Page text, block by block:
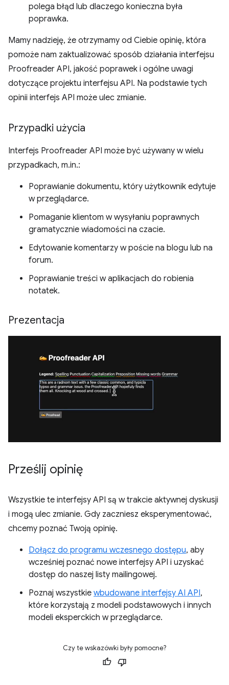
polega błąd lub dlaczego konieczna była
poprawka.
Mamy nadzieję, że otrzymamy od Ciebie opinię, która
pomoże nam zaktualizować sposób działania interfejsu
Proofreader API, jakość poprawek i ogólne uwagi
dotyczące projektu interfejsu API. Na podstawie tych
opinii interfejs API może ulec zmianie.
Przypadki użycia
Interfejs Proofreader API może być używany w wielu
przypadkach, m.in.:
Poprawianie dokumentu, który użytkownik edytuje
w przeglądarce.
Pomaganie klientom w wysyłaniu poprawnych
gramatycznie wiadomości na czacie.
Edytowanie komentarzy w poście na blogu lub na
forum.
Poprawianie treści w aplikacjach do robienia
notatek.
Prezentacja
Prześlij opinię
Wszystkie te interfejsy API są w trakcie aktywnej dyskusji
i mogą ulec zmianie. Gdy zaczniesz eksperymentować,
chcemy poznać Twoją opinię.
Dołącz do programu wczesnego dostępu, aby
wcześniej poznać nowe interfejsy API i uzyskać
dostęp do naszej listy mailingowej.
Poznaj wszystkie wbudowane interfejsy AI API,
które korzystają z modeli podstawowych i innych
modeli eksperckich w przeglądarce.
Czy te wskazówki były pomocne?